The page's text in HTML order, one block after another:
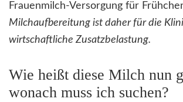
Frauenmilch-Versorgung für
Milchaufbereitung ist daher für die
wirtschaftliche Zusatzbelastung.
Wie heißt diese Milch nun
wonach muss ich suchen?